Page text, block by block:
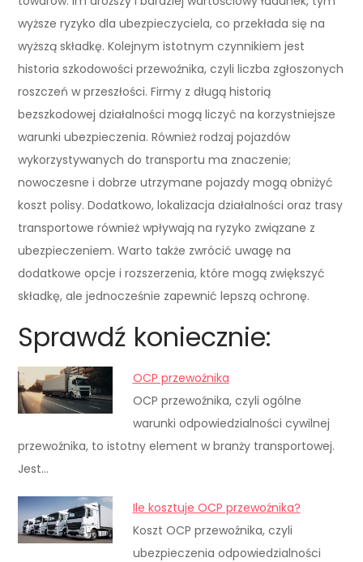
wyższe ryzyko dla ubezpieczyciela, co przekłada się na
wyższą składkę. Kolejnym istotnym czynnikiem jest
historia szkodowości przewoźnika, czyli liczba zgłoszonych
roszczeń w przeszłości. Firmy z długą historią
bezszkodowej działalności mogą liczyć na korzystniejsze
warunki ubezpieczenia. Również rodzaj pojazdów
wykorzystywanych do transportu ma znaczenie;
nowoczesne i dobrze utrzymane pojazdy mogą obniżyć
koszt polisy. Dodatkowo, lokalizacja działalności oraz trasy
transportowe również wpływają na ryzyko związane z
ubezpieczeniem. Warto także zwrócić uwagę na
dodatkowe opcje i rozszerzenia, które mogą zwiększyć
składkę, ale jednocześnie zapewnić lepszą ochronę.
Sprawdź koniecznie:
OCP przewoźnika
OCP przewoźnika, czyli ogólne
warunki odpowiedzialności cywilnej
przewoźnika, to istotny element w branży transportowej.
Jest…
Ile kosztuje OCP przewoźnika?
Koszt OCP przewoźnika, czyli
ubezpieczenia odpowiedzialności